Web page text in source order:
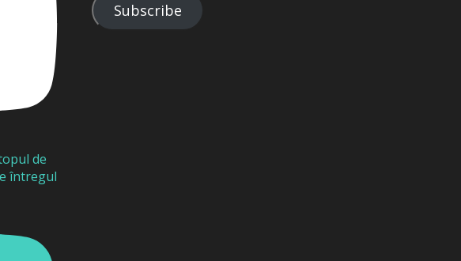
de
întregul
Subscribe